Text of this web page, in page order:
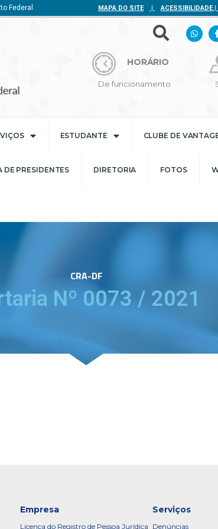
Federal MAPA DO SITE | ACESSIBILIDADE|
HORÁRIO
De funcionamento
ESTUDANTE CLUBE DE
DE PRESIDENTES DIRETORIA FOTOS
CRA-DF
Nº 0073 / 2021
Empresa
Licença do Registro de Pessoa Jurídica
Serviços
Denúncias